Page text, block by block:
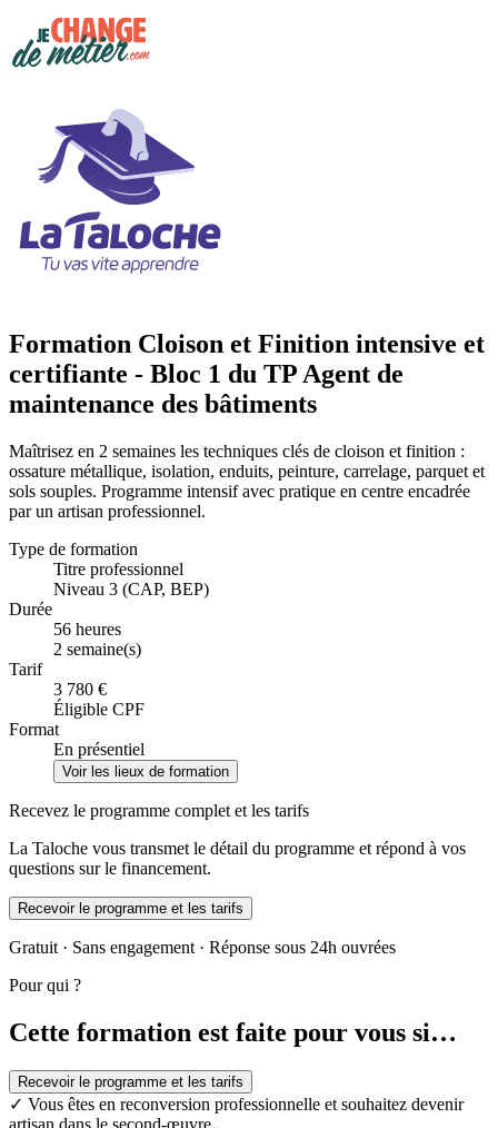
Formation Cloison et Finition intensive et
certifiante - Bloc 1 du TP Agent de
maintenance des bâtiments
Maîtrisez en 2 semaines les techniques clés de cloison et finition :
ossature métallique, isolation, enduits, peinture, carrelage, parquet et
sols souples. Programme intensif avec pratique en centre encadrée
par un artisan professionnel.
Type de formation
Titre professionnel
Niveau 3 (CAP, BEP)
Durée
56 heures
2 semaine(s)
Tarif
3 780 €
Éligible CPF
Format
En présentiel
Voir les lieux de formation
Recevez le programme complet et les tarifs
La Taloche vous transmet le détail du programme et répond à vos
questions sur le financement.
Recevoir le programme et les tarifs
Gratuit · Sans engagement · Réponse sous 24h ouvrées
Pour qui ?
Cette formation est faite pour vous si…
Recevoir le programme et les tarifs
✓ Vous êtes en reconversion professionnelle et souhaitez devenir
artisan dans le second-œuvre.